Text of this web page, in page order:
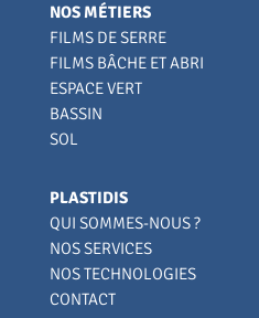
NOS MÉTIERS
FILMS DE SERRE
FILMS BÂCHE ET ABRI
ESPACE VERT
BASSIN
SOL
PLASTIDIS
QUI SOMMES-NOUS ?
NOS SERVICES
NOS TECHNOLOGIES
CONTACT